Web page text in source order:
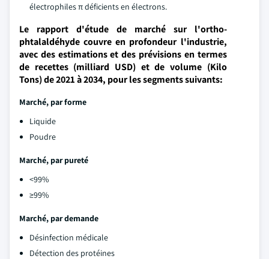
électrophiles π déficients en électrons.
Le rapport d'étude de marché sur l'ortho-
phtalaldéhyde couvre en profondeur l'industrie,
avec des estimations et des prévisions en termes
de recettes (milliard USD) et de volume (Kilo
Tons) de 2021 à 2034, pour les segments suivants:
Marché, par forme
Liquide
Poudre
Marché, par pureté
<99%
≥99%
Marché, par demande
Désinfection médicale
Détection des protéines